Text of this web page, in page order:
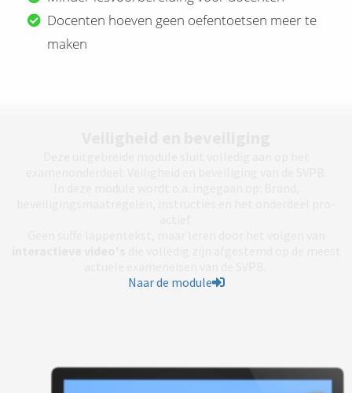
Docenten hoeven geen oefentoetsen meer te
maken
Naar de module